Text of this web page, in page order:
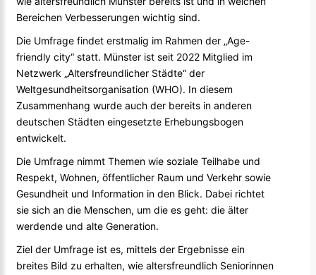
Bereichen Verbesserungen wichtig sind.
Die Umfrage findet erstmalig im Rahmen der „Age-
friendly city“ statt. Münster ist seit 2022 Mitglied im
Netzwerk „Altersfreundlicher Städte“ der
Weltgesundheitsorganisation (WHO). In diesem
Zusammenhang wurde auch der bereits in anderen
deutschen Städten eingesetzte Erhebungsbogen
entwickelt.
Die Umfrage nimmt Themen wie soziale Teilhabe und
Respekt, Wohnen, öffentlicher Raum und Verkehr sowie
Gesundheit und Information in den Blick. Dabei richtet
sie sich an die Menschen, um die es geht: die älter
werdende und alte Generation.
Ziel der Umfrage ist es, mittels der Ergebnisse ein
breites Bild zu erhalten, wie altersfreundlich Seniorinnen